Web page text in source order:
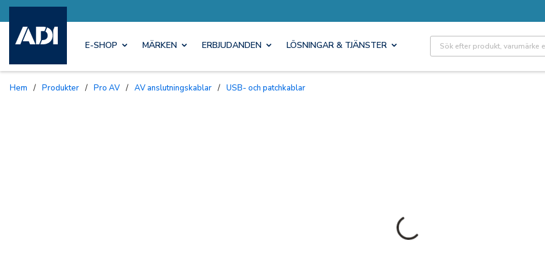
E-SHOP MÄRKEN ERBJUDANDEN LÖSNINGAR & TJÄNSTER Site Search
Hem / Produkter / Pro AV / AV anslutningskablar / USB- och patchkablar